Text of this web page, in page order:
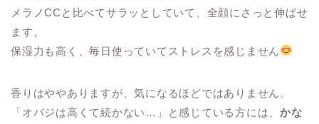
メラノCCと比べてサラッとしていて、全顔にさっと伸ばせ
ます。
保湿力も高く、毎日使っていてストレスを感じません
香りはややありますが、気になるほどではありません。
「オバジは高くて続かない…」と感じている方には、かな